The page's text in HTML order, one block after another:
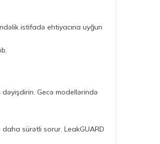
istifadə ehtiyacına uyğun
Gecə modellərində
daha sürətli sorur. LeakGUARD